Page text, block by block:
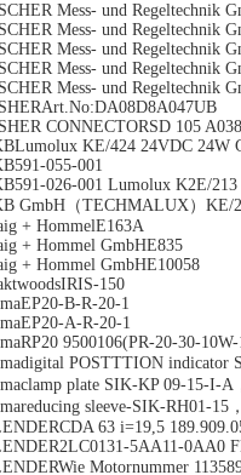
Mess- und Regeltechnik
Mess- und Regeltechnik
Mess- und Regeltechnik
Mess- und Regeltechnik
Mess- und Regeltechnik
CONNECTORSD 105
KE/424 24VDC 24W
055-001
026-001 Lumolux K2E/
GmbH（TECHMALUX）KE/
+ HommelE163A
+ Hommel GmbHE835
+ Hommel GmbHE10058
150
B-R-20-1
A-R-20-1
9500106(PR-20-30-
POSTTTION indicator
plate SIK-KP 09-15-I-A
sleeve-SIK-RH01-15
63 i=19,5
5AA11-0AA0
Motornummer